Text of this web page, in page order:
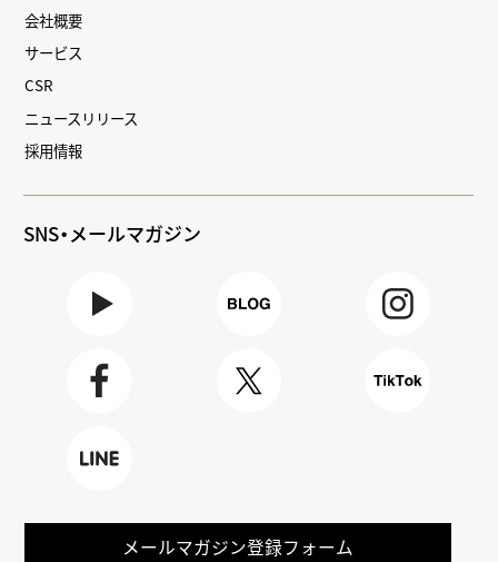
会社概要
サービス
CSR
ニュースリリース
採用情報
SNS・メールマガジン
メールマガジン登録フォーム